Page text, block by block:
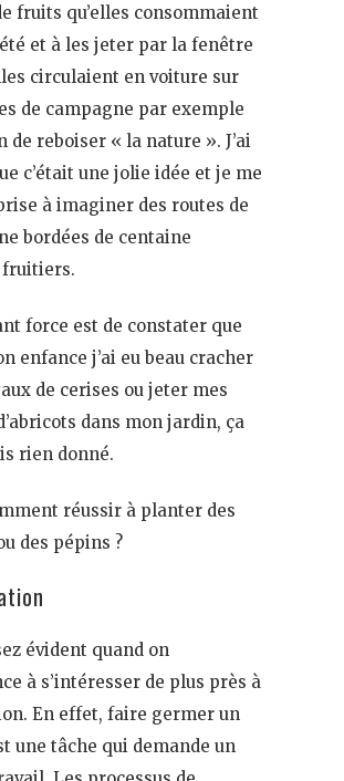
fruits qu’elles consommaient
et à les jeter par la fenêtre
circulaient en voiture sur
de campagne par exemple
de reboiser « la nature ». J’ai
c’était une jolie idée et je me
à imaginer des routes de
bordées de centaine
fruitiers.
force est de constater que
enfance j’ai eu beau cracher
de cerises ou jeter mes
dans mon jardin, ça
rien donné.
réussir à planter des
des pépins ?
évident quand on
à s’intéresser de plus près à
En effet, faire germer un
une tâche qui demande un